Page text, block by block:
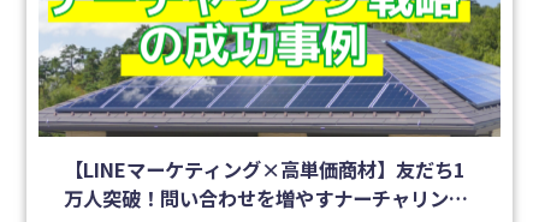
【LINEマーケティング×高単価商材】友だち1
万人突破！問い合わせを増やすナーチャリング